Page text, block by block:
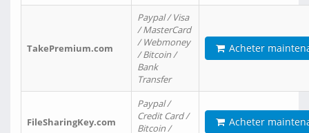
TakePremium.com
Paypal / Visa
/ MasterCard
/ Webmoney
/ Bitcoin /
Bank
Transfer
Acheter
FileSharingKey.com
Paypal /
Credit Card /
Bitcoin /
Acheter